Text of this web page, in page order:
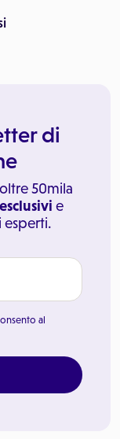
di
50mila
e
esperti.
al